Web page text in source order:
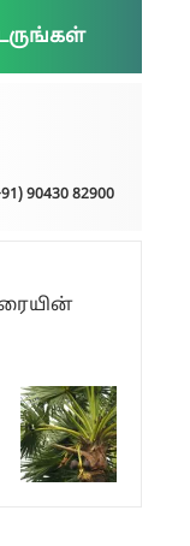
90430 82900